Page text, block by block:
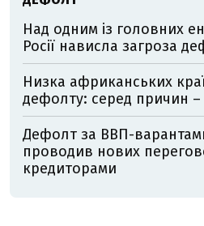
Над одним із головних
Росії нависла загроза
Низка африканських
дефолту: серед причин –
Дефолт за ВВП-
проводив нових
кредиторами